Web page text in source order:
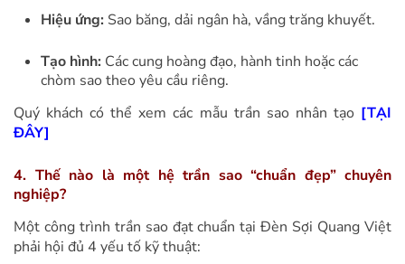
Hiệu ứng: Sao băng, dải ngân hà, vầng trăng khuyết.
Tạo hình: Các cung hoàng đạo, hành tinh hoặc các
chòm sao theo yêu cầu riêng.
Quý khách có thể xem các mẫu trần sao nhân tạo [TẠI
ĐÂY]
4. Thế nào là một hệ trần sao “chuẩn đẹp” chuyên
nghiệp?
Một công trình trần sao đạt chuẩn tại Đèn Sợi Quang Việt
phải hội đủ 4 yếu tố kỹ thuật: